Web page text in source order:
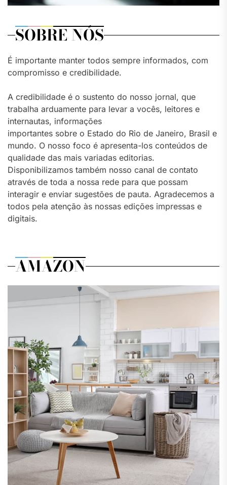
SOBRE NÓS
É importante manter todos sempre informados, com
compromisso e credibilidade.
A credibilidade é o sustento do nosso jornal, que
trabalha arduamente para levar a vocês, leitores e
internautas, informações
importantes sobre o Estado do Rio de Janeiro, Brasil e
mundo. O nosso foco é apresenta-los conteúdos de
qualidade das mais variadas editorias.
Disponibilizamos também nosso canal de contato
através de toda a nossa rede para que possam
interagir e enviar sugestões de pauta. Agradecemos a
todos pela atenção às nossas edições impressas e
digitais.
AMAZON